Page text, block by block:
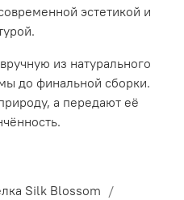
эстетикой и
из натурального
до финальной сборки.
а передают её
Silk Blossom